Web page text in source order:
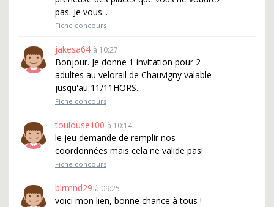
pas. Je vous...
Fiche concours
jakesa64 à 10:27
Bonjour. Je donne 1 invitation pour 2
adultes au velorail de Chauvigny valable
jusqu'au 11/11HORS...
Fiche concours
toulouse100 à 10:14
le jeu demande de remplir nos
coordonnées mais cela ne valide pas!
Fiche concours
blrmnd29 à 09:25
voici mon lien, bonne chance à tous !